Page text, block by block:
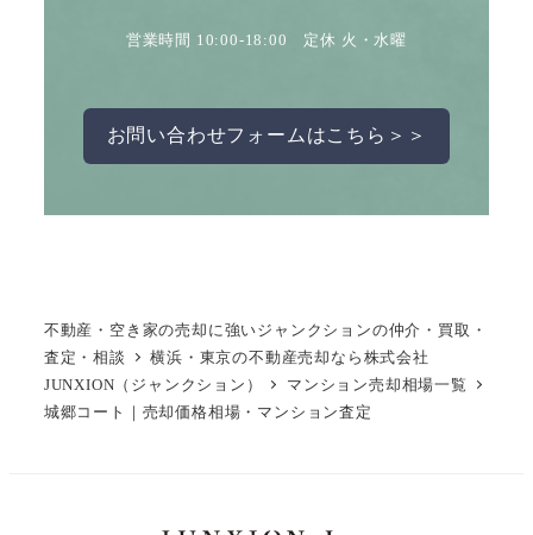
営業時間 10:00-18:00 定休 火・水曜
お問い合わせフォームはこちら＞＞
不動産・空き家の売却に強いジャンクションの仲介・買取・
査定・相談
横浜・東京の不動産売却なら株式会社
JUNXION（ジャンクション）
マンション売却相場一覧
城郷コート｜売却価格相場・マンション査定